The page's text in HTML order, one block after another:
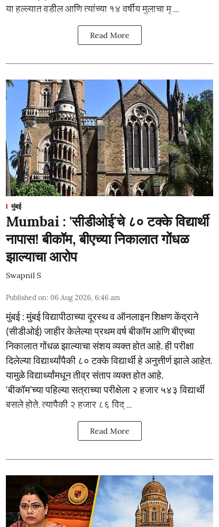
या हल्ल्यात वडील आणि त्यांच्या १४ वर्षीय मुलाचा मृ ...
Read More
मुंबई
Mumbai : 'सीडीओई'चे ८० टक्के विद्यार्थी
नापास! बीकॉम, बीएच्या निकालात गोंधळ
झाल्याचा आरोप
Swapnil S
Published on: 06 Aug 2026, 6:46 am
मुंबई : मुंबई विद्यापीठाच्या दूरस्थ व ऑनलाइन शिक्षण केंद्राने
(सीडीओई) जाहीर केलेल्या प्रथम वर्ष बीकॉम आणि बीएच्या
निकालात गोंधळ झाल्याचा संशय व्यक्त होत आहे. ही परीक्षा
दिलेल्या विद्यार्थ्यांपैकी ८० टक्के विद्यार्थी हे अनुत्तीर्ण झाले आहेत.
यामुळे विद्यार्थ्यांमधून तीव्र संताप व्यक्त होत आहे.
‘बीकॉम’च्या पहिल्या सत्राच्या परीक्षेला २ हजार ५४३ विद्यार्थी
बसले होते. त्यापैकी २ हजार ८६ विद् ...
Read More